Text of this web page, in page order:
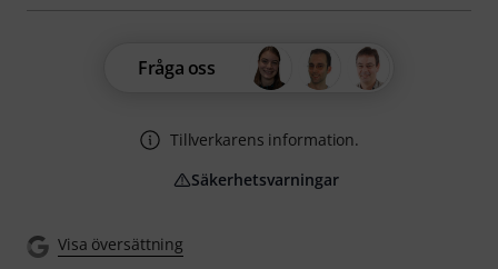
Visa översättning
Fråga oss
Tillverkarens information.
Säkerhetsvarningar